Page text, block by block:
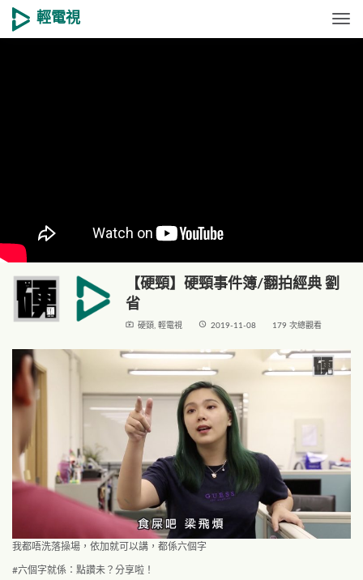
輕電視
【硬頸】硬頸事件簿/翻拍經典 劉
省
live_tv 硬頸, 輕電視 access_time 2019-11-08 179 次總觀看
我都唔洗落操場，依加就可以講，都係六個字
#六個字就係：點讚未？分享啦！